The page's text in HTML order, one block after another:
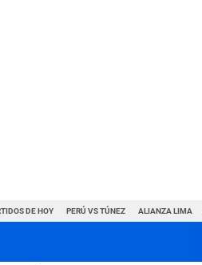
DE HOY PERÚ VS TÚNEZ ALIANZA LIMA